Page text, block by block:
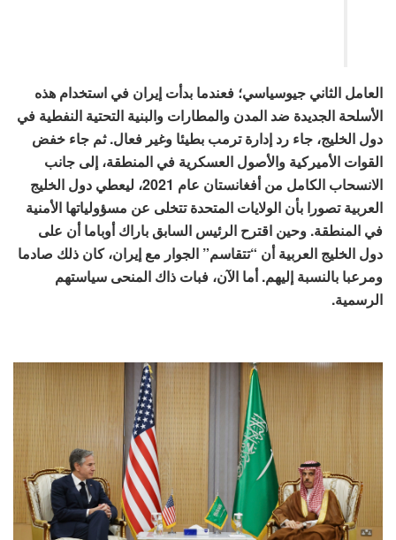
العامل الثاني جيوسياسي؛ فعندما بدأت إيران في استخدام هذه
الأسلحة الجديدة ضد المدن والمطارات والبنية التحتية النفطية في
دول الخليج، جاء رد إدارة ترمب بطيئا وغير فعال. ثم جاء خفض
القوات الأميركية والأصول العسكرية في المنطقة، إلى جانب
الانسحاب الكامل من أفغانستان عام 2021، ليعطي دول الخليج
العربية تصورا بأن الولايات المتحدة تتخلى عن مسؤولياتها الأمنية
في المنطقة. وحين اقترح الرئيس السابق باراك أوباما أن على
دول الخليج العربية أن “تتقاسم” الجوار مع إيران، كان ذلك صادما
ومرعبا بالنسبة إليهم. أما الآن، فبات ذاك المنحى سياستهم
الرسمية.